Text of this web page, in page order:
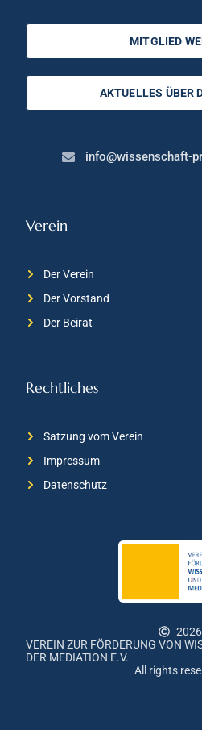
2026
VEREIN ZUR FÖRDERUNG VON
DER MEDIATION E.V.
All rights
Rechtliches
Satzung vom Verein
Impressum
Datenschutz
Verein
Der Verein
Der Vorstand
Der Beirat
MITGLIED
AKTUELLES ÜBER
info@wissenschaft-